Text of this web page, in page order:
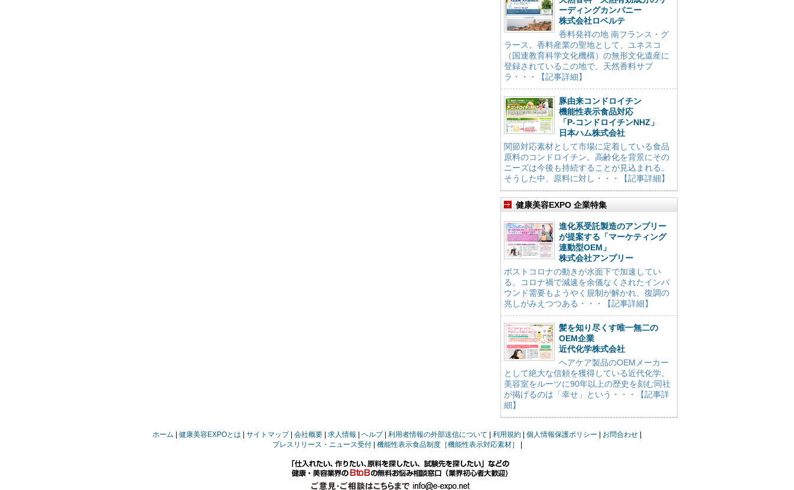
ーディングカンパニー
株式会社ロベルテ
香料発祥の地 南フランス・グ
ラース。香料産業の聖地として、ユネスコ
（国連教育科学文化機構）の無形文化遺産に
登録されているこの地で、天然香料サプ
ラ・・・【記事詳細】
豚由来コンドロイチン
機能性表示食品対応
「P-コンドロイチンNHZ」
日本ハム株式会社
関節対応素材として市場に定着している食品
原料のコンドロイチン。高齢化を背景にその
ニーズは今後も持続することが見込まれる。
そうした中、原料に対し・・・【記事詳細】
健康美容EXPO 企業特集
進化系受託製造のアンプリー
が提案する「マーケティング
連動型OEM」
株式会社アンプリー
ポストコロナの動きが水面下で加速してい
る。コロナ禍で減速を余儀なくされたインバ
ウンド需要もようやく規制が解かれ、復調の
兆しがみえつつある・・・【記事詳細】
髪を知り尽くす唯一無二の
OEM企業
近代化学株式会社
ヘアケア製品のOEMメーカー
として絶大な信頼を獲得している近代化学。
美容室をルーツに90年以上の歴史を刻む同社
が掲げるのは「幸せ」という・・・【記事詳
細】
ホーム 健康美容EXPOとは サイトマップ 会社概要 求人情報 ヘルプ 利用者情報の外部送信について 利用規約 個人情報保護ポリシー
お問合わせ
プレスリリース・ニュース受付
機能性表示食品制度［機能性表示対応素材］